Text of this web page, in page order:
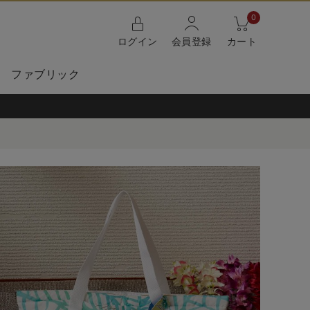
ログイン 会員登録
0
カート
ファブリック